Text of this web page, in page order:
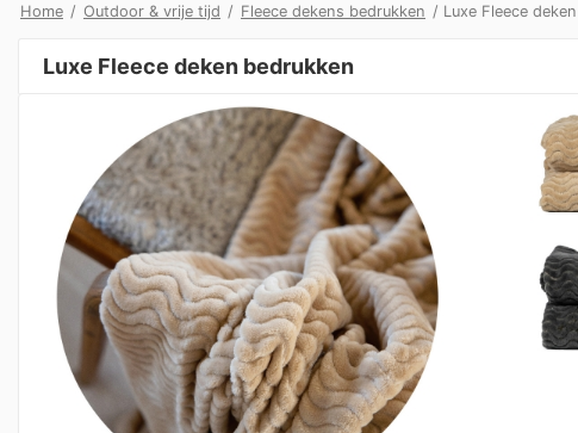
Home / Outdoor & vrije tijd / Fleece dekens bedrukken / Luxe Fleece
Luxe Fleece deken bedrukken